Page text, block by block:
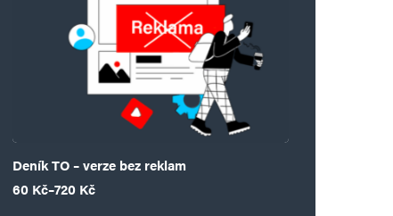
Deník TO – verze bez reklam
60 Kč–720 Kč
Rozpětí cen: 60 Kč až 720 Kč